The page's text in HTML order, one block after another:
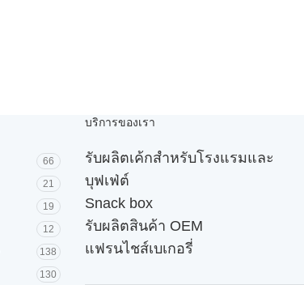
66
21
19
12
138
130
บริการของเรา
รับผลิตเค้กสำหรับโรงแรมและ
บุฟเฟ่ต์
Snack box
รับผลิตสินค้า OEM
แฟรนไชส์เบเกอรี่